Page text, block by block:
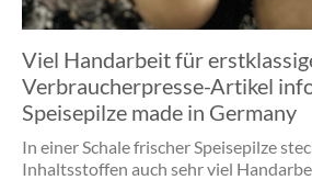
Viel Handarbeit für
Verbraucherpresse-Artikel
Speisepilze made in Germany
In einer Schale frischer Speisepilze
Inhaltsstoffen auch sehr viel